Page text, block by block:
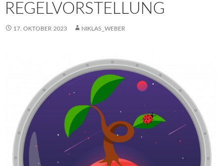
REGELVORSTELLUNG
17. OKTOBER 2023 NIKLAS_WEBER